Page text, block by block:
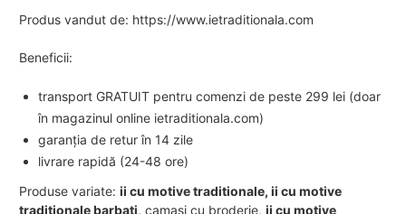
Produs vandut de: https://www.ietraditionala.com
Beneficii:
transport GRATUIT pentru comenzi de peste 299 lei (doar
în magazinul online ietraditionala.com)
garanția de retur în 14 zile
livrare rapidă (24-48 ore)
Produse variate: ii cu motive traditionale, ii cu motive
traditionale barbati, camasi cu broderie, ii cu motive